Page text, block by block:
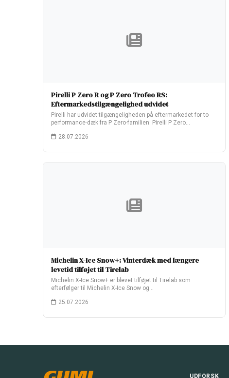
Pirelli P Zero R og P Zero Trofeo RS:
Eftermarkedstilgængelighed udvidet
Pirelli har udvidet tilgængeligheden på eftermarkedet for to
performance-dæk fra P Zero-familien: Pirelli P Zero…
28.07.2026
Michelin X-Ice Snow+: Vinterdæk med længere
levetid tilføjet til Tirelab
Michelin X-Ice Snow+ er blevet tilføjet til Tirelab som
efterfølger til Michelin X-Ice Snow og…
25.07.2026
UDFORSK